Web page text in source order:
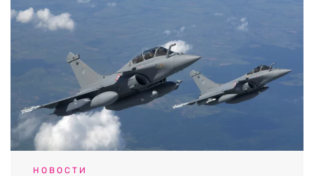
НОВОСТИ